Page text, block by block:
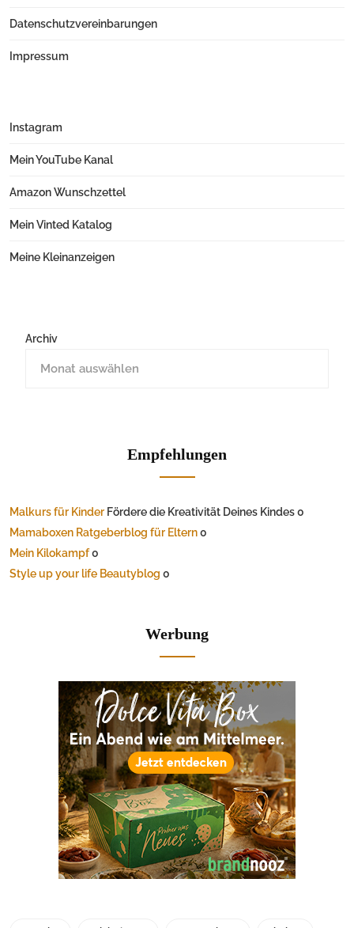
Datenschutzvereinbarungen
Impressum
Instagram
Mein YouTube Kanal
Amazon Wunschzettel
Mein Vinted Katalog
Meine Kleinanzeigen
Archiv
Empfehlungen
Malkurs für Kinder Fördere die Kreativität Deines Kindes 0
Mamaboxen Ratgeberblog für Eltern0
Mein Kilokampf0
Style up your life Beautyblog 0
Werbung